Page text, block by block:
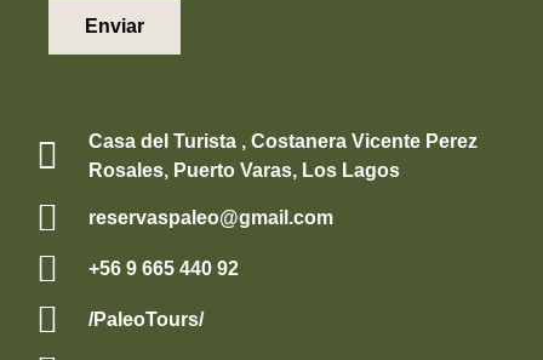
Enviar
Casa del Turista , Costanera Vicente Perez
Rosales, Puerto Varas, Los Lagos
reservaspaleo@gmail.com
+56 9 665 440 92
/PaleoTours/